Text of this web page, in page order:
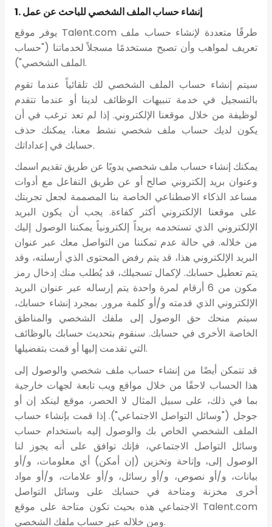
1. إنشاء حساب الملف الشخصي للباحث عن عمل
يوفر موقع Talent.com طرقًا متعددة لإنشاء حساب ملف
تعريف لمواهب وأن تصبح مستخدمًا مسجلاً لخدماتنا ("حساب
الملف الشخصي").
سيتم إنشاء حساب الملف الشخصي لك تلقائياً عندما تقوم
بالتسجيل في خدمة تنبيهات الوظائف لدينا أو عندما تتقدم
لوظيفة من خلال موقعنا الإلكتروني. إذا لم تعد ترغب في أن
يكون لديك حساب ملف شخصي نشط معنا، يمكنك حذف
حسابك في إعداداتك.
يمكنك إنشاء حساب ملف شخصي يدويًا عن طريق تقديم اسمك
وعنوان بريد إلكتروني صالح أو عن طريق التفاعل مع أدوات
مساعد الذكاء الاصطناعي الخاصة بنا المصممة لجعل تجربتك
على موقعنا الإلكتروني أكثر كفاءة. يجب أن يكون البريد
الإلكتروني الذي تستخدمه بريداً إلكترونياً يمكننا الوصول إليك
من خلاله. في حالة عدم تمكننا من التواصل معك عبر عنوان
البريد الإلكتروني هذا، قد يتم رفض المحتوى الذي أرسلته، وقد
يتم تعطيل حسابك. لإكمال تسجيلك، قد يُطلب منك إدخال رمز
مكون من 6 أرقام لمرة واحدة يتم إرساله عبر عنوان البريد
الإلكتروني الذي قدمته و/أو كلمة مرور. بمجرد إنشاء حسابك،
سيتم منحك حق الوصول إلى ملفك الشخصي والمناطق
الخاصة الأخرى في حسابك. سنقوم بتحديث حسابك بالوظائف
التي تقدمت إليها أو قمت بتفضيلها.
قد تتمكن أيضًا من إنشاء حساب ملف شخصي والوصول إلى
هذا الحساب لاحقًا من خلال مواقع ويب تابعة لجهات خارجية
بما في ذلك، على سبيل المثال لا الحصر، موقع لينكد إن أو
جوجل ("وسائل التواصل الاجتماعي"). إذا قمت بإنشاء حساب
الملف الشخصي الخاص بك والوصول إليه باستخدام حساب
وسائل التواصل الاجتماعي، فإنك توافق على أنه يجوز لنا
الوصول إلى، وإتاحة وتخزين (إن أمكن) أي معلومات، و/أو
بيانات، و/أو نصوص، و/أو رسائل، و/أو علامات، و/أو مواد
أخرى مخزنة ومتاحة في حسابك على وسائل التواصل
الاجتماعي هذه بحيث تكون متاحة على موقع Talent.com
ومن خلاله عبر حساب ملفك الشخصي.